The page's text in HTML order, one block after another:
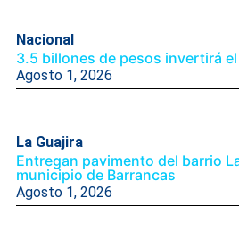
Nacional
3.5 billones de pesos invertirá
Agosto 1, 2026
La Guajira
Entregan pavimento del barrio
municipio de Barrancas
Agosto 1, 2026